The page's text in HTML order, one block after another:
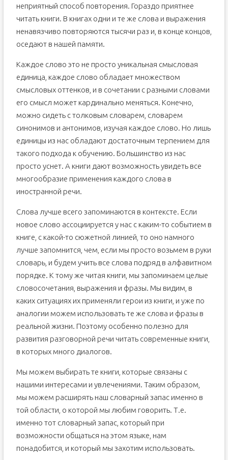
неприятный способ повторения. Гораздо приятнее
читать книги. В книгах одни и те же слова и выражения
ненавязчиво повторяются тысячи раз и, в конце концов,
оседают в нашей памяти.
Каждое слово это не просто уникальная смысловая
единица, каждое слово обладает множеством
смысловых оттенков, и в сочетании с разными словами
его смысл может кардинально меняться. Конечно,
можно сидеть с толковым словарем, словарем
синонимов и антонимов, изучая каждое слово. Но лишь
единицы из нас обладают достаточным терпением для
такого подхода к обучению. Большинство из нас
просто уснет. А книги дают возможность увидеть все
многообразие применения каждого слова в
иностранной речи.
Слова лучше всего запоминаются в контексте. Если
новое слово ассоциируется у нас с каким-то событием в
книге, с какой-то сюжетной линией, то оно намного
лучше запомнится, чем, если мы просто возьмем в руки
словарь, и будем учить все слова подряд в алфавитном
порядке. К тому же читая книги, мы запоминаем целые
словосочетания, выражения и фразы. Мы видим, в
каких ситуациях их применяли герои из книги, и уже по
аналогии можем использовать те же слова и фразы в
реальной жизни. Поэтому особенно полезно для
развития разговорной речи читать современные книги,
в которых много диалогов.
Мы можем выбирать те книги, которые связаны с
нашими интересами и увлечениями. Таким образом,
мы можем расширять наш словарный запас именно в
той области, о которой мы любим говорить. Т.е.
именно тот словарный запас, который при
возможности общаться на этом языке, нам
понадобится, и который мы захотим использовать.